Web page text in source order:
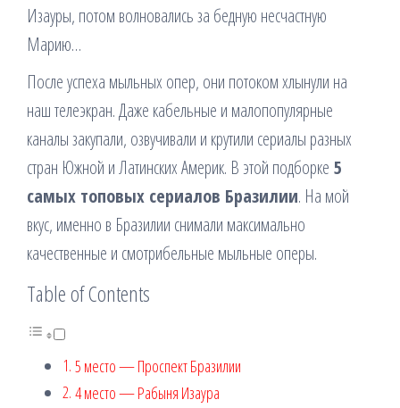
Изауры, потом волновались за бедную несчастную
Марию…
После успеха мыльных опер, они потоком хлынули на
наш телеэкран. Даже кабельные и малопопулярные
каналы закупали, озвучивали и крутили сериалы разных
стран Южной и Латинских Америк. В этой подборке 5
самых топовых сериалов Бразилии. На мой
вкус, именно в Бразилии снимали максимально
качественные и смотрибельные мыльные оперы.
Table of Contents
5 место — Проспект Бразилии
4 место — Рабыня Изаура